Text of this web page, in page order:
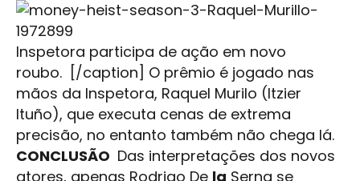
Inspetora participa de ação em novo
roubo. [/caption] O prêmio é jogado nas
mãos da Inspetora, Raquel Murilo (Itzier
Ituño), que executa cenas de extrema
precisão, no entanto também não chega lá.
CONCLUSÃO Das interpretações dos novos
atores, apenas Rodrigo De la Serna se